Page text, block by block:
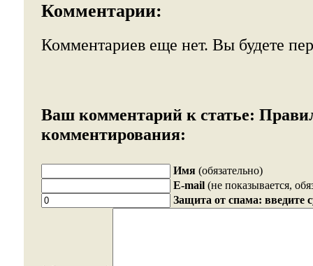
Комментарии:
Комментариев еще нет. Вы будете
Ваш комментарий к статье:
комментирования:
Имя (обязательно)
E-mail (не показывается,
Защита от спама: введите